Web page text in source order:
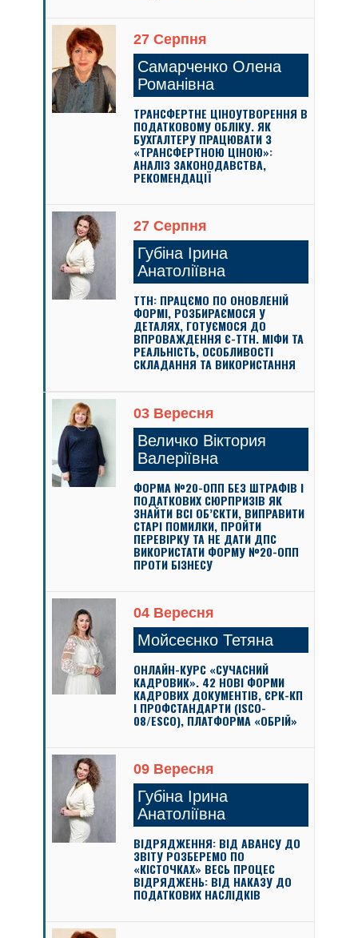
27 Серпня
Самарченко Олена
Романівна
ТРАНСФЕРТНЕ ЦІНОУТВОРЕННЯ В
ПОДАТКОВОМУ ОБЛІКУ. ЯК
БУХГАЛТЕРУ ПРАЦЮВАТИ З
«ТРАНСФЕРТНОЮ ЦІНОЮ»:
АНАЛІЗ ЗАКОНОДАВСТВА,
РЕКОМЕНДАЦІЇ
27 Серпня
Губіна Ірина
Анатоліївна
ТТН: ПРАЦЄМО ПО ОНОВЛЕНІЙ
ФОРМІ, РОЗБИРАЄМОСЯ У
ДЕТАЛЯХ, ГОТУЄМОСЯ ДО
ВПРОВАЖДЕННЯ Є-ТТН. МІФИ ТА
РЕАЛЬНІСТЬ, ОСОБЛИВОСТІ
СКЛАДАННЯ ТА ВИКОРИСТАННЯ
03 Вересня
Величко Віктория
Валеріївна
ФОРМА №20-ОПП БЕЗ ШТРАФІВ І
ПОДАТКОВИХ СЮРПРИЗІВ ЯК
ЗНАЙТИ ВСІ ОБ’ЄКТИ, ВИПРАВИТИ
СТАРІ ПОМИЛКИ, ПРОЙТИ
ПЕРЕВІРКУ ТА НЕ ДАТИ ДПС
ВИКОРИСТАТИ ФОРМУ №20-ОПП
ПРОТИ БІЗНЕСУ
04 Вересня
Мойсеєнко Тетяна
ОНЛАЙН-КУРС «СУЧАСНИЙ
КАДРОВИК». 42 НОВІ ФОРМИ
КАДРОВИХ ДОКУМЕНТІВ, ЄРК-КП
І ПРОФСТАНДАРТИ (ISCO-
08/ESCO), ПЛАТФОРМА «ОБРІЙ»
09 Вересня
Губіна Ірина
Анатоліївна
ВІДРЯДЖЕННЯ: ВІД АВАНСУ ДО
ЗВІТУ РОЗБЕРЕМО ПО
«КІСТОЧКАХ» ВЕСЬ ПРОЦЕС
ВІДРЯДЖЕНЬ: ВІД НАКАЗУ ДО
ПОДАТКОВИХ НАСЛІДКІВ